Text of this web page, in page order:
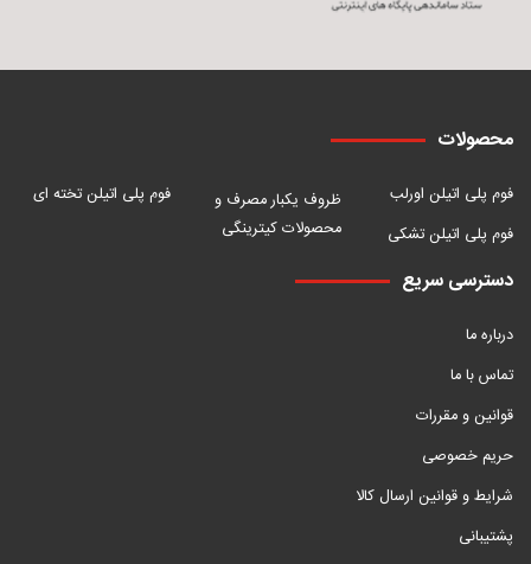
محصولات
فوم پلی اتیلن اورلب
فوم پلی اتیلن تشکی
ظروف یکبار مصرف و
محصولات کیترینگی
فوم پلی اتیلن تخته ای
دسترسی سریع
درباره ما
تماس با ما
قوانین و مقررات
حریم خصوصی
شرایط و قوانین ارسال کالا
پشتیبانی